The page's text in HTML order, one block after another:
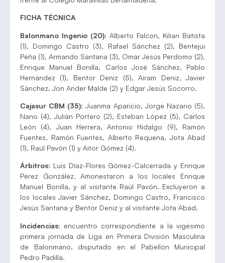
FICHA TÉCNICA
Balonmano Ingenio (20): Alberto Falcon, Kilian Batista
(1), Domingo Castro (3), Rafael Sánchez (2), Bentejui
Peña (1), Armando Santana (3), Omar Jesús Perdomo (2),
Enrique Manuel Bonilla, Carlos José Sánchez, Pablo
Hernández (1), Bentor Deniz (5), Airam Deniz, Javier
Sánchez, Jon Ander Malde (2) y Edgar Jesús Socorro.
Cajasur CBM (35): Juanma Aparicio, Jorge Nazario (5),
Nano (4), Julián Portero (2), Esteban López (5), Carlos
León (4), Juan Herrera, Antonio Hidalgo (9), Ramón
Fuentes, Ramón Fuentes, Alberto Requena, Jota Abad
(1), Raúl Pavón (1) y Aitor Gómez (4).
Árbitros: Luis Díaz-Flores Gómez-Calcerrada y Enrique
Pérez González. Amonestaron a los locales Enrique
Manuel Bonilla, y al visitante Raúl Pavón. Excluyeron a
los locales Javier Sánchez, Domingo Castro, Francisco
Jesús Santana y Bentor Deniz y al visitante Jota Abad.
Incidencias: encuentro correspondiente a la vigésimo
primera jornada de Liga en Primera División Masculina
de Balonmano, disputado en el Pabellón Municipal
Pedro Padilla.